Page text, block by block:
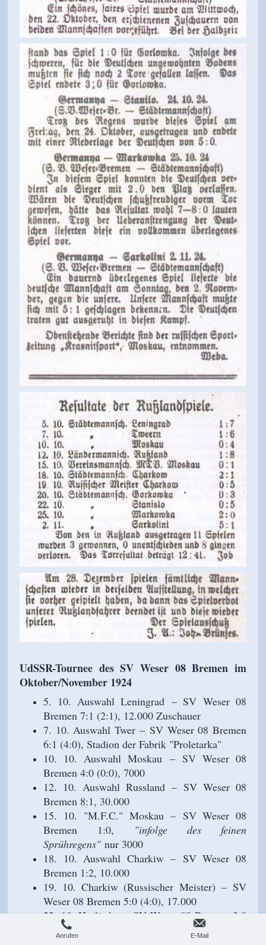
UdSSR-Tournee des SV Weser 08 Bremen im
Oktober/November 1924
5. 10. Auswahl Leningrad – SV Weser 08
Bremen 7:1 (2:1), 12.000 Zuschauer
7. 10. Auswahl Twer–SV Weser 08 Bremen
6:1 (4:0), Stadion der Fabrik "Proletarka"
10. 10. Auswahl Moskau – SV Weser 08
Bremen 4:0 (0:0), 7000
12. 10. Auswahl Russland – SV Weser 08
Bremen 8:1, 30.000
15. 10. "M.F.C." Moskau– SV Weser 08
Bremen 1:0, "infolge des feinen
Sprühregens"nur 3000
18. 10. Auswahl Charkiw– SV Weser 08
Bremen 1:2, 10.000
19. 10. Charkiw (Russischer Meister) – SV
Weser 08 Bremen 5:0 (4:0), 17.000
22. 10. Horliwka–SV Weser 08 Bremen 3:0
(1:0)
Anrufen E-Mail